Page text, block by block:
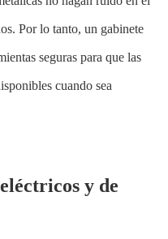
Por lo tanto, un gabinete
seguras para que las
cuando sea
y de